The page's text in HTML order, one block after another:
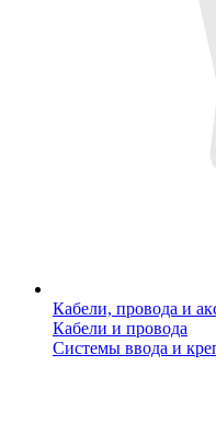
Кабели, провода и
Кабели и провода
Системы ввода и